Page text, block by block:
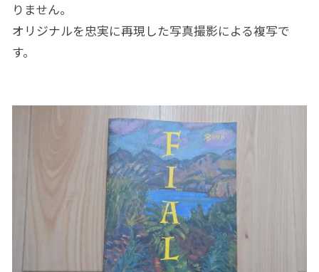
りません。
オリジナルを忠実に再現した写真撮影による複写で
す。